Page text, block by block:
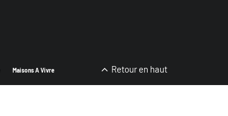
Maisons A Vivre Retour en haut